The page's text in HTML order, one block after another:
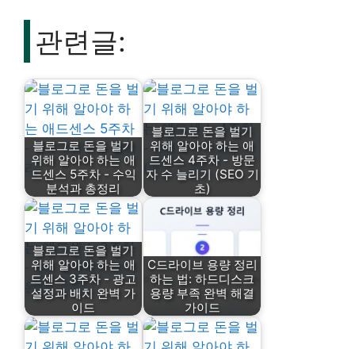
관련글:
블로그로 돈을 벌기
위해 알아야 하는 애
드센스 5주차 - 수익
분석과 총정리
블로그로 돈을 벌기
위해 알아야 하는 애
드센스 4주차 - 방문
자 수 늘리기 (SEO 기
초)
블로그로 돈을 벌기
위해 알아야 하는 애
드센스 3주차 - 광고
설정과 배치 완벽 가
이드
C드라이브 용량 정리
하는 법: 하드디스크
용량 부족 완벽 해결
가이드